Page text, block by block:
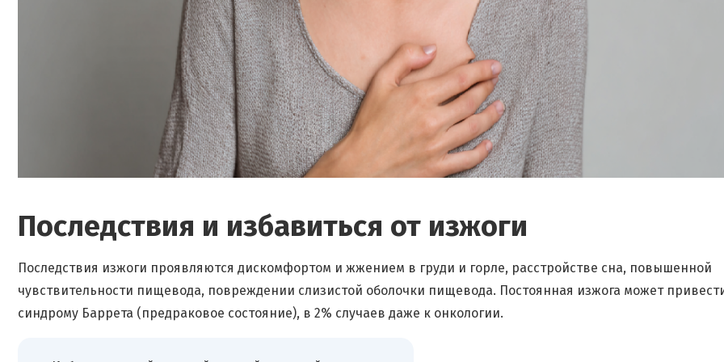
Последствия и избавиться от изжоги
Последствия изжоги проявляются дискомфортом и жжением в груди и горле, расстройстве сна, повышенной
чувствительности пищевода, повреждении слизистой оболочки пищевода. Постоянная изжога может
синдрому Баррета (предраковое состояние), в 2% случаев даже к онкологии.